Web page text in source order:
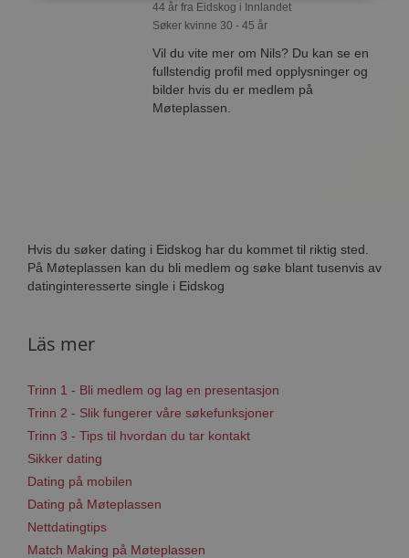
44 år fra Eidskog i Innlandet
Søker kvinne 30 - 45 år
Vil du vite mer om Nils? Du kan se en
fullstendig profil med opplysninger og
bilder hvis du er medlem på
Møteplassen.
Hvis du søker dating i Eidskog har du kommet til riktig sted.
På Møteplassen kan du bli medlem og søke blant tusenvis av
datinginteresserte single i Eidskog
Läs mer
Trinn 1 - Bli medlem og lag en presentasjon
Trinn 2 - Slik fungerer våre søkefunksjoner
Trinn 3 - Tips til hvordan du tar kontakt
Sikker dating
Dating på mobilen
Dating på Møteplassen
Nettdatingtips
Match Making på Møteplassen